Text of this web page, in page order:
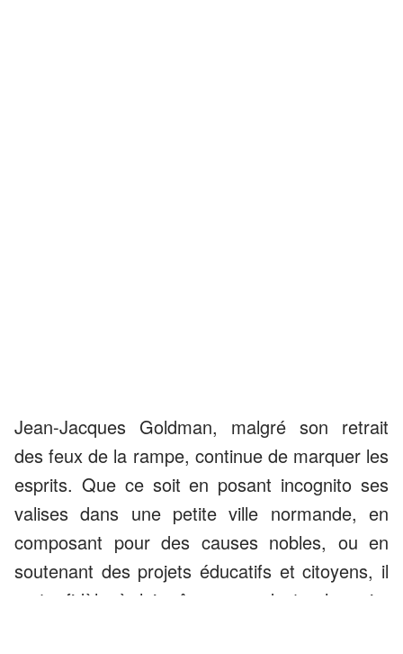
Jean-Jacques Goldman, malgré son retrait
des feux de la rampe, continue de marquer les
esprits. Que ce soit en posant incognito ses
valises dans une petite ville normande, en
composant pour des causes nobles, ou en
soutenant des projets éducatifs et citoyens, il
reste fidèle à lui-même : modeste, humain,